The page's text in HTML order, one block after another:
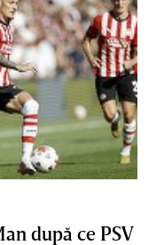
după ce PSV